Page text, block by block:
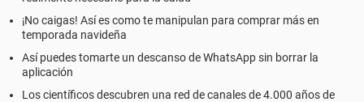
¡No caigas! Así es como te manipulan para comprar más en
temporada navideña
Así puedes tomarte un descanso de WhatsApp sin borrar la
aplicación
Los científicos descubren una red de canales de 4.000 años de